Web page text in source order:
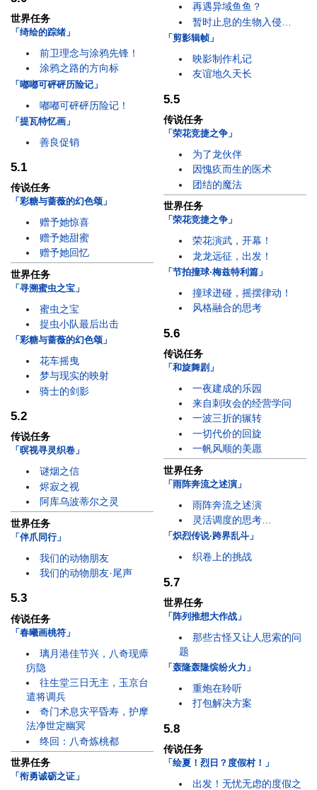
世界任务
「绮绘的踪绪」
前卫理念与涂鸦先锋！
涂鸦之路的方向标
「嘟嘟可砰砰历险记」
嘟嘟可砰砰历险记！
「提瓦特忆画」
善良促销
5.1
传说任务
「彩糖与蔷薇的幻色颂」
赠予她惊喜
赠予她甜蜜
赠予她回忆
世界任务
「寻溯蜜虫之宝」
蜜虫之宝
捉虫小队最后出击
「彩糖与蔷薇的幻色颂」
花车摇曳
梦与现实的映射
骑士的剑影
5.2
传说任务
「暝视寻灵织卷」
谜烟之信
烬寂之视
阿库乌波蒂尔之灵
世界任务
「伴爪同行」
我们的动物朋友
我们的动物朋友·尾声
5.3
传说任务
「春曦画桃符」
璃月港佳节兴，八奇现瘴
疠隐
往生堂三日无主，玉京台
遣将调兵
奇门术息灾平昏寿，护摩
法净世定幽冥
终回：八奇炼桃都
世界任务
「衔勇诚砺之证」
再遇异域鱼鱼？
暂时止息的生物入侵…
「剪影辑帧」
映影制作札记
友谊地久天长
5.5
传说任务
「荣花竞捷之争」
为了龙伙伴
因愧疚而生的医术
团结的魔法
世界任务
「荣花竞捷之争」
荣花演武，开幕！
龙龙远征，出发！
「节拍撞球·梅兹特利篇」
撞球迸碰，摇摆律动！
风格融合的思考
5.6
传说任务
「和旋舞剧」
一夜建成的乐园
来自刺玫会的经营学问
一波三折的辗转
一切代价的回旋
一帆风顺的美愿
世界任务
「雨阵奔流之述演」
雨阵奔流之述演
灵活调度的思考…
「炽烈传说·跨界乱斗」
织卷上的挑战
5.7
世界任务
「阵列推想大作战」
那些古怪又让人思索的问
题
「轰隆轰隆缤纷火力」
重炮在聆听
打包解决方案
5.8
传说任务
「绘夏！烈日？度假村！」
出发！无忧无虑的度假之